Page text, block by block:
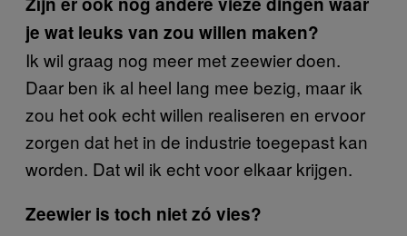
je wat leuks van zou willen maken?
Ik wil graag nog meer met zeewier doen.
Daar ben ik al heel lang mee bezig, maar ik
zou het ook echt willen realiseren en ervoor
zorgen dat het in de industrie toegepast kan
worden. Dat wil ik echt voor elkaar krijgen.
Zeewier is toch niet zó vies?